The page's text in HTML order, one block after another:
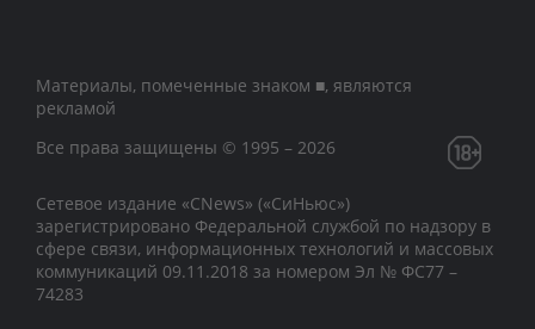
Материалы, помеченные знаком ■, являются
рекламой
Все права защищены © 1995 – 2026
Сетевое издание «CNews» («СиНьюс»)
зарегистрировано Федеральной службой по надзору в
сфере связи, информационных технологий и массовых
коммуникаций 09.11.2018 за номером Эл № ФС77 –
74283